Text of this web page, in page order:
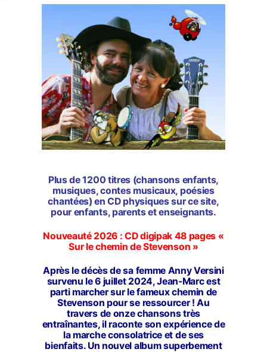
Plus de 1200 titres (chansons enfants,
musiques, contes musicaux, poésies
chantées) en CD physiques sur ce site,
pour enfants, parents et enseignants.
Nouveauté 2026 : CD digipak 48 pages «
Sur le chemin de Stevenson »
Après le décès de sa femme Anny Versini
survenu le 6 juillet 2024, Jean-Marc est
parti marchersur le fameux chemin de
Stevenson pour se ressourcer! Au
travers de onze chansons très
entraînantes, il raconte son expérience de
la marche consolatrice et de ses
bienfaits. Un nouvel album superbement